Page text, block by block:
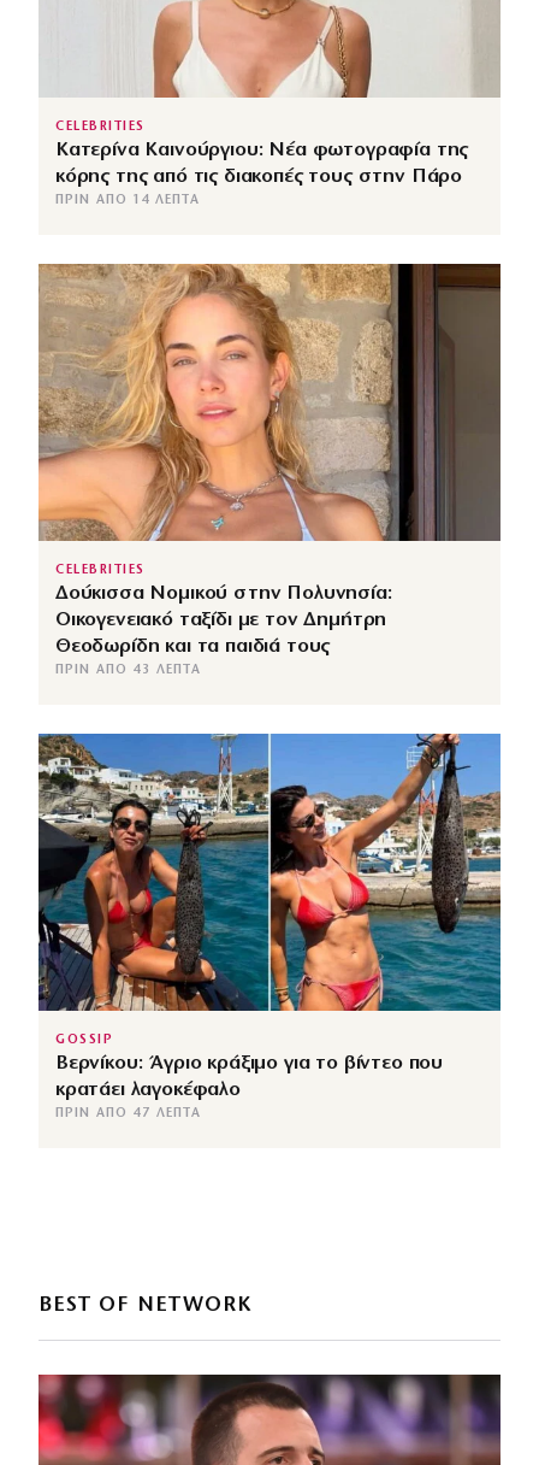
CELEBRITIES
Κατερίνα Καινούργιου: Νέα φωτογραφία της
κόρης της από τις διακοπές τους στην Πάρο
ΠΡΙΝ ΑΠΌ 14 ΛΕΠΤΆ
CELEBRITIES
Δούκισσα Νομικού στην Πολυνησία:
Οικογενειακό ταξίδι με τον Δημήτρη
Θεοδωρίδη και τα παιδιά τους
ΠΡΙΝ ΑΠΌ 43 ΛΕΠΤΆ
GOSSIP
Βερνίκου: Άγριο κράξιμο για το βίντεο που
κρατάει λαγοκέφαλο
ΠΡΙΝ ΑΠΌ 47 ΛΕΠΤΆ
BEST OF NETWORK